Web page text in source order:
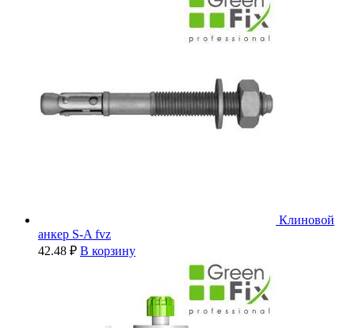
Клиновой
анкер S-A fvz
42.48 ₽ В корзину